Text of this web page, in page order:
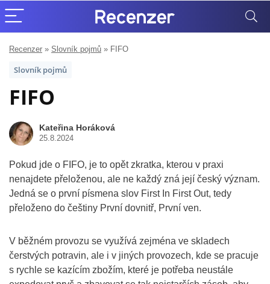
Recenzer » Slovník pojmů » FIFO
Slovník pojmů
FIFO
Kateřina Horáková
25.8.2024
Pokud jde o FIFO, je to opět zkratka, kterou v praxi
nenajdete přeloženou, ale ne každý zná její český význam.
Jedná se o první písmena slov First In First Out, tedy
přeloženo do češtiny První dovnitř, První ven.
V běžném provozu se využívá zejména ve skladech
čerstvých potravin, ale i v jiných provozech, kde se pracuje
s rychle se kazícím zbožím, které je potřeba neustále